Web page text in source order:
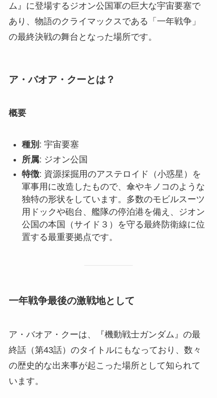
ム』に登場するジオン公国軍の巨大な宇宙要塞で
あり、物語のクライマックスである「一年戦争」
の最終決戦の舞台となった場所です。
ア・バオア・クーとは？
概要
種別 : 宇宙要塞
所属: ジオン公国
特徴: 資源採掘用のアステロイド（小惑星）を
軍事用に改造したもので、傘やキノコのような
独特の形状をしています。多数のモビルスーツ
用ドックや砲台、艦隊の停泊港を備え、ジオン
公国の本国（サイド３）を守る最終防衛線に位
置する最重要拠点です。
一年戦争最後の激戦地として
ア・バオア・クーは、『機動戦士ガンダム』の最
終話（第43話）のタイトルにもなっており、数々
の歴史的な出来事が起こった場所として知られて
います。